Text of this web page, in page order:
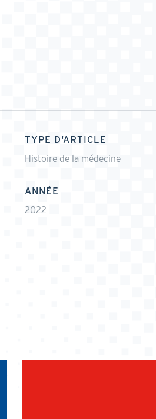
TYPE D'ARTICLE
Histoire de la médecine
ANNÉE
2022